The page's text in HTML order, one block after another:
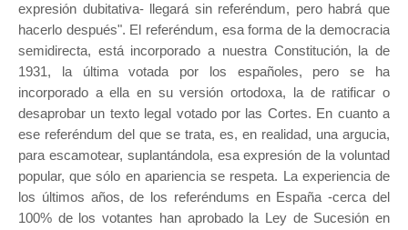
expresión dubitativa- llegará sin referéndum, pero habrá que
hacerlo después". El referéndum, esa forma de la democracia
semidirecta, está incorporado a nuestra Constitución, la de
1931, la última votada por los españoles, pero se ha
incorporado a ella en su versión ortodoxa, la de ratificar o
desaprobar un texto legal votado por las Cortes. En cuanto a
ese referéndum del que se trata, es, en realidad, una argucia,
para escamotear, suplantándola, esa expresión de la voluntad
popular, que sólo en apariencia se respeta. La experiencia de
los últimos años, de los referéndums en España -cerca del
100% de los votantes han aprobado la Ley de Sucesión en